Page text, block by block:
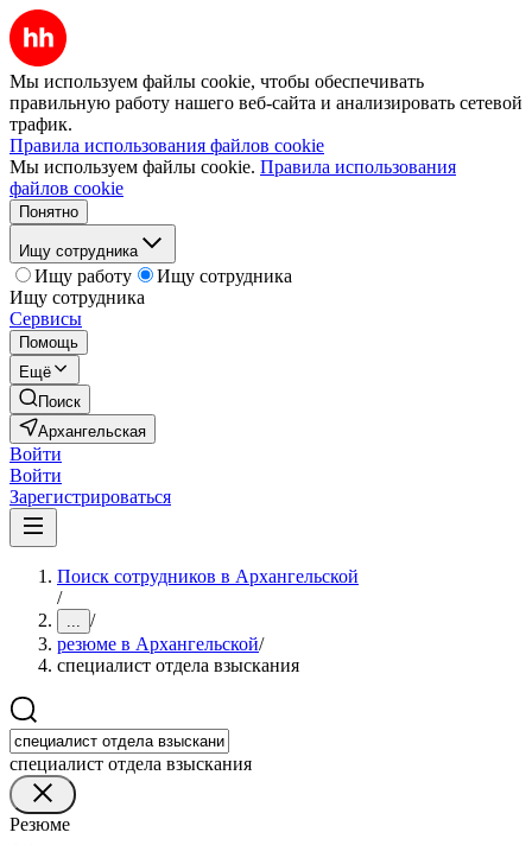
Мы используем файлы cookie, чтобы обеспечивать
правильную работу нашего веб-сайта и анализировать сетевой
трафик.
Правила использования файлов cookie
Мы используем файлы cookie. Правила использования
файлов cookie
Понятно
Ищу сотрудника
Ищу работу
Ищу сотрудника
Ищу сотрудника
Сервисы
Помощь
Ещё
Поиск
Архангельская
Войти
Войти
Зарегистрироваться
Поиск сотрудников в Архангельской
/
... /
резюме в Архангельской/
специалист отдела взыскания
специалист отдела взыскания
Резюме